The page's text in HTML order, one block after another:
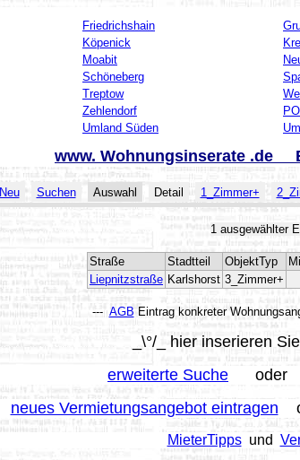
Friedrichshain
Köpenick
Moabit
Schöneberg
Treptow
Zehlendorf
Umland Süden
www. Wohnungsinserate .de
Neu Suchen Auswahl Detail 1_Zimmer+
1 ausgewählter
Straße Stadtteil ObjektTyp
Liepnitzstraße Karlshorst 3_Zimmer+
---AGB Eintrag konkreter
_\°/_ hier inserieren
erweiterte Suche oder
neues Vermietungsangebot eintragen
MieterTippsund